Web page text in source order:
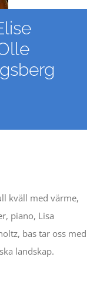
kväll med värme,
piano, Lisa
bas tar oss med
landskap.